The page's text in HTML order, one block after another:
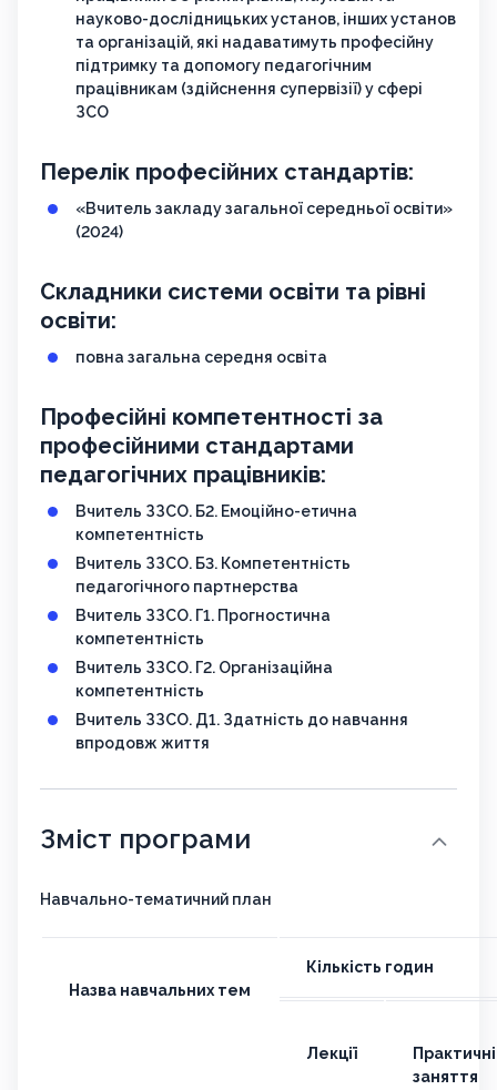
науково-дослідницьких установ, інших установ
та організацій, які надаватимуть професійну
підтримку та допомогу педагогічним
працівникам (здійснення супервізії) у сфері
ЗСО
Перелік професійних стандартів:
«Вчитель закладу загальної середньої освіти»
(2024)
Складники системи освіти та рівні
освіти:
повна загальна середня освіта
Професійні компетентності за
професійними стандартами
педагогічних працівників:
Вчитель ЗЗСО. Б2. Емоційно-етична
компетентність
Вчитель ЗЗСО. Б3. Компетентність
педагогічного партнерства
Вчитель ЗЗСО. Г1. Прогностична
компетентність
Вчитель ЗЗСО. Г2. Організаційна
компетентність
Вчитель ЗЗСО. Д1. Здатність до навчання
впродовж життя
Зміст програми
Навчально-тематичний план
Назва навчальних тем
Кількість годин
Лекції
Практичні
заняття